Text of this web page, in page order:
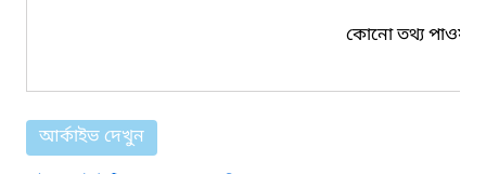
কোনো তথ্য পাওয়া
আর্কাইভ দেখুন